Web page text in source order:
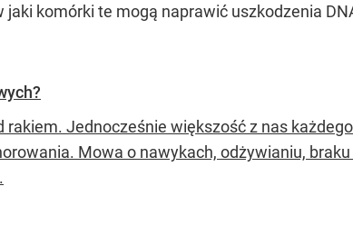
komórki te mogą naprawić uszkodzenia
rakiem. Jednocześnie większość z nas
Mowa o nawykach, odżywianiu, braku